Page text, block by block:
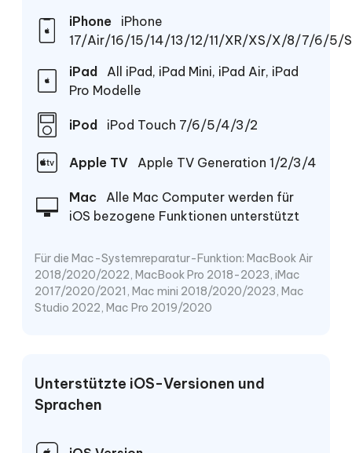
iPhone
iPhone
17/Air/16/15/14/13/12/11/XR/XS/X/8/7/6/5/
iPad
All iPad, iPad Mini, iPad Air, iPad
Pro Modelle
iPod iPod Touch 7/6/5/4/3/2
Apple TV Apple TV Generation 1/2/3/4
Mac
Alle Mac Computer werden für
iOS bezogene Funktionen unterstützt
Für die Mac-Systemreparatur-Funktion: MacBook Air
2018/2020/2022, MacBook Pro 2018-2023, iMac
2017/2020/2021, Mac mini 2018/2020/2023, Mac
Studio 2022, Mac Pro 2019/2020
Unterstützte iOS-Versionen und
Sprachen